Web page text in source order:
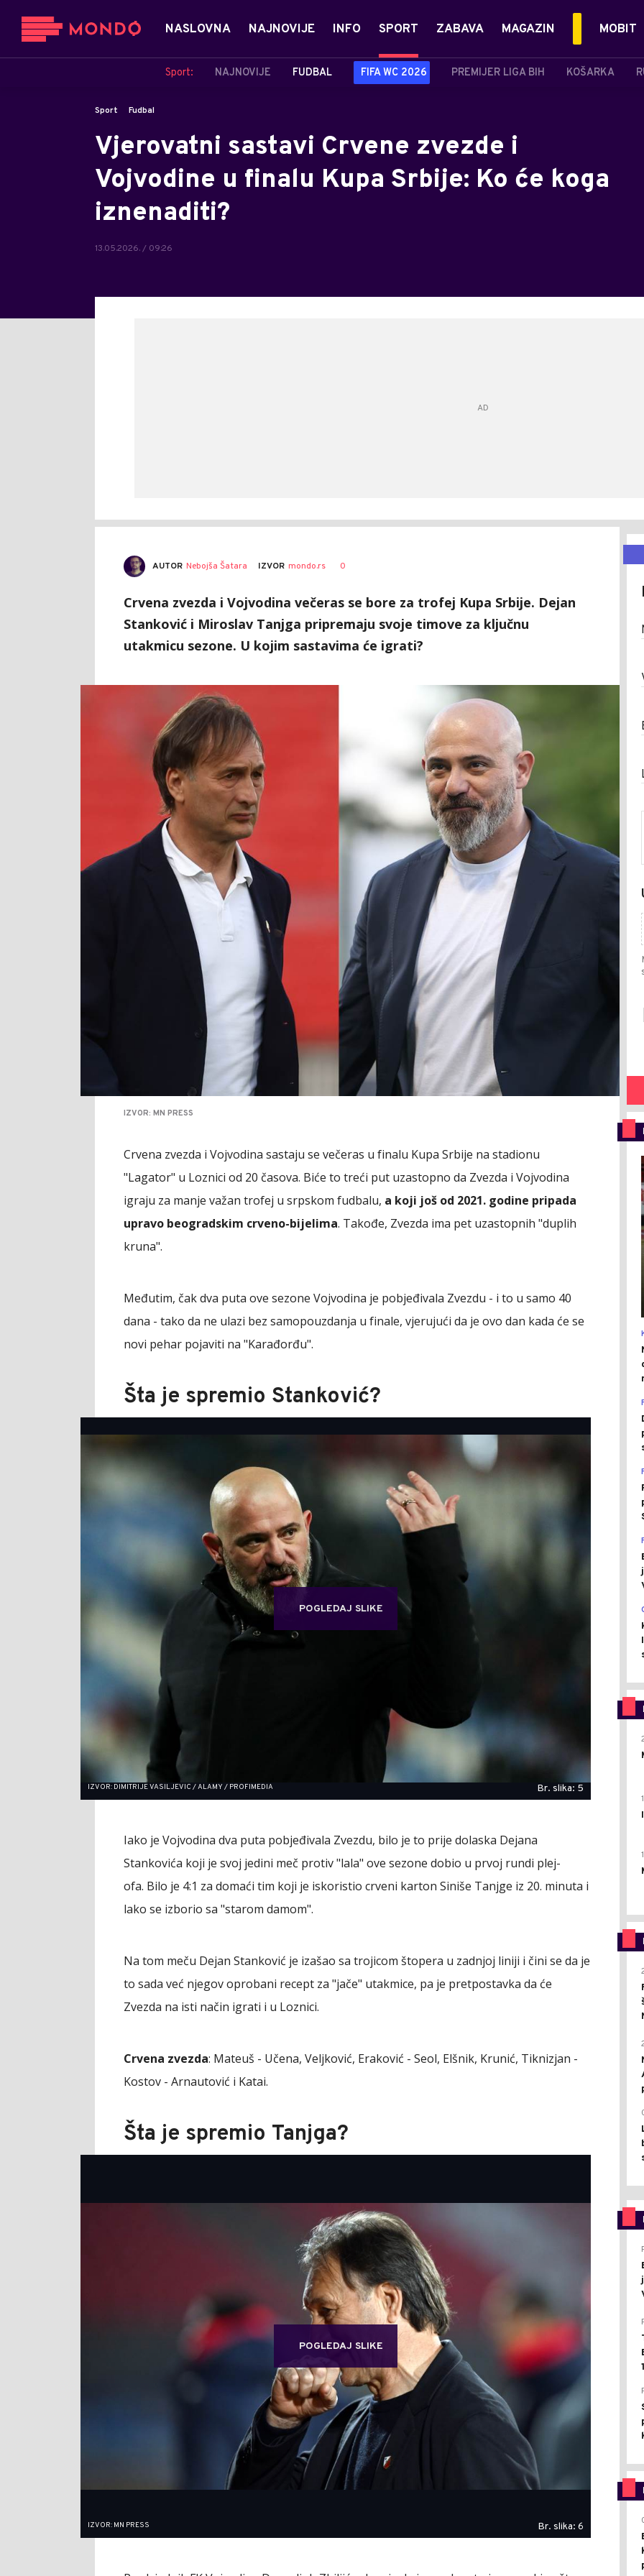
NASLOVNA NAJNOVIJE INFO SPORT
Sport: NAJNOVIJE FUDBAL FIFA WC 2026 PREMIJER LIGA BIH KOŠARKA
ZABAVA MAGAZIN MOBIT
Sport Fudbal
Vjerovatni sastavi Crvene zvezde i
Vojvodine u finalu Kupa Srbije: Ko će koga
iznenaditi?
13.05.2026. / 09:26
AUTOR Nebojša Šatara IZVOR mondo.rs 0
Crvena zvezda i Vojvodina večeras se bore za trofej Kupa Srbije. Dejan
Stanković i Miroslav Tanjga pripremaju svoje timove za ključnu
utakmicu sezone. U kojim sastavima će igrati?
IZVOR: MN PRESS
Crvena zvezda i Vojvodina sastaju se večeras u finalu Kupa Srbije na stadionu
"Lagator" u Loznici od 20 časova. Biće to treći put uzastopno da Zvezda i Vojvodina
igraju za manje važan trofej u srpskom fudbalu, a koji još od 2021. godine pripada
upravo beogradskim crveno-bijelima. Takođe, Zvezda ima pet uzastopnih "duplih
kruna".
Međutim, čak dva puta ove sezone Vojvodina je pobjeđivala Zvezdu - i to u samo 40
dana - tako da ne ulazi bez samopouzdanja u finale, vjerujući da je ovo dan kada će se
novi pehar pojaviti na "Karađorđu".
Šta je spremio Stanković?
POGLEDAJ SLIKE
IZVOR: DIMITRIJE VASILJEVIC / ALAMY / PROFIMEDIA Br. slika: 5
Iako je Vojvodina dva puta pobjeđivala Zvezdu, bilo je to prije dolaska Dejana
Stankovića koji je svoj jedini meč protiv "lala" ove sezone dobio u prvoj rundi plej-
ofa. Bilo je 4:1 za domaći tim koji je iskoristio crveni karton Siniše Tanjge iz 20. minuta i
lako se izborio sa "starom damom".
Na tom meču Dejan Stanković je izašao sa trojicom štopera u zadnjoj liniji i čini se da je
to sada već njegov oprobani recept za "jače" utakmice, pa je pretpostavka da će
Zvezda na isti način igrati i u Loznici.
Crvena zvezda: Mateuš - Učena, Veljković, Eraković - Seol, Elšnik, Krunić, Tiknizjan -
Kostov - Arnautović i Katai.
Šta je spremio Tanjga?
POGLEDAJ SLIKE
IZVOR: MN PRESS Br. slika: 6